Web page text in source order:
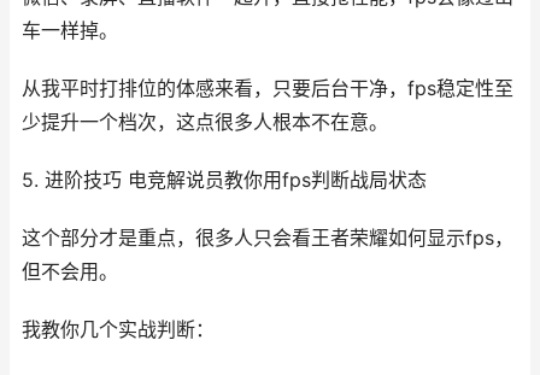
车一样掉。
从我平时打排位的体感来看，只要后台干净，fps稳定性至
少提升一个档次，这点很多人根本不在意。
5. 进阶技巧 电竞解说员教你用fps判断战局状态
这个部分才是重点，很多人只会看王者荣耀如何显示fps，
但不会用。
我教你几个实战判断：